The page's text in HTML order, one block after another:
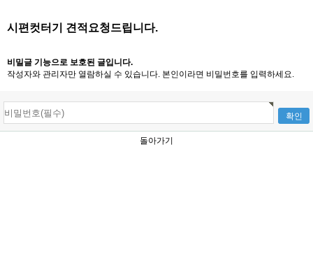
시편컷터기 견적요청드립니다.
비밀글 기능으로 보호된 글입니다.
작성자와 관리자만 열람하실 수 있습니다. 본인이라면 비밀번호를 입력하세요.
돌아가기